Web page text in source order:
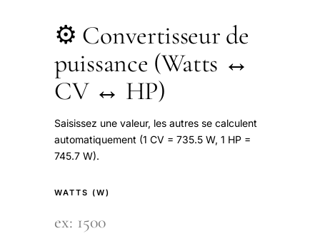
⚙️ Convertisseur de
puissance (Watts ↔
CV ↔ HP)
Saisissez une valeur, les autres se calculent
automatiquement (1 CV = 735.5 W, 1 HP =
745.7 W).
WATTS (W)